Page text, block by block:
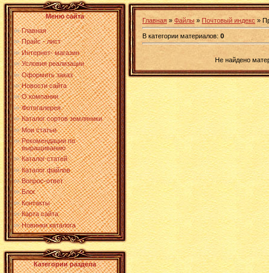
Меню сайта
Главная
Прайс - лист
Интернет- магазин
Условия реализации
Оформить заказ
Новости сайта
О компании
Фотогалерея
Каталог сортов земляники
Мои статьи
Рекомендации по
выращиванию
Каталог статей
Каталог файлов
Вопрос-ответ
Блог
Контакты
Карта сайта
Новинки каталога
Категории раздела
Главная » Файлы » Почтовый индекс »
В категории материалов: 0
Не найдено